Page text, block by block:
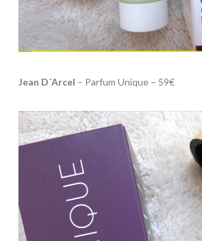
Jean D´Arcel – Parfum Unique – 59€